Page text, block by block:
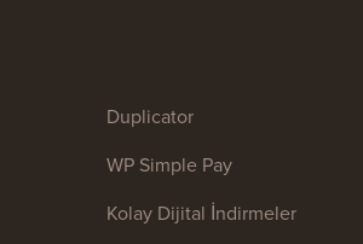
Duplicator
WP Simple Pay
Kolay Dijital İndirmeler